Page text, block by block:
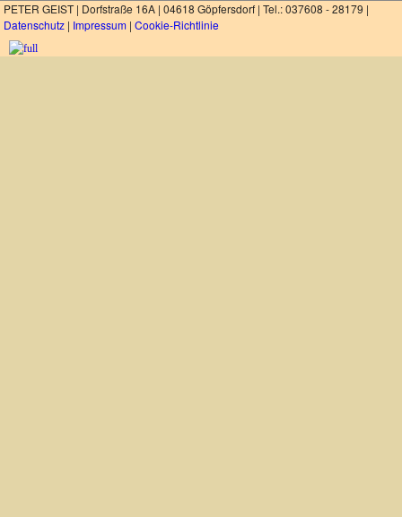
PETER GEIST | Dorfstraße 16A | 04618 Göpfersdorf | Tel.: 037608 - 28179 |
Datenschutz | Impressum | Cookie-Richtlinie